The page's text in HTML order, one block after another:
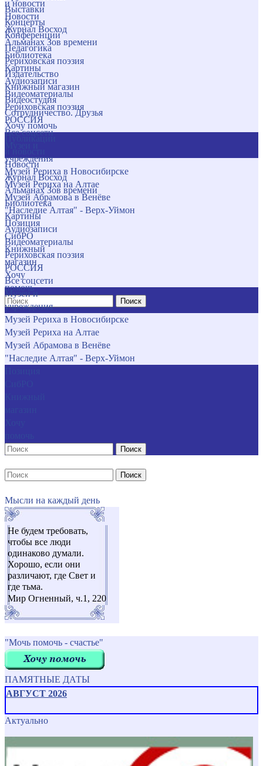
и новости
Новости
Журнал Восход
Альманах Зов времени
Библиотека
Картины
Аудиозаписи
Видеоматериалы
Рериховская поэзия
РОССИЯ
Все соцсети
учреждения
Музей Рериха в Новосибирске
Музей Рериха на Алтае
Музей Абрамова в Венёве
"Наследие Алтая" - Верх-Уймон
Позиция
СибРО
Книжный
магазин
Хочу
помочь
Поиск
Выставки
Концерты
Конференции
Педагогика
Рериховская поэзия
Издательство
Книжный магазин
Видеостудия
Сотрудничество. Друзья
Хочу помочь
Новости
Журнал Восход
Альманах Зов времени
Библиотека
Картины
Аудиозаписи
Видеоматериалы
Рериховская поэзия
РОССИЯ
Все соцсети
Музеи и
учреждения
Музей Рериха в Новосибирске
Музей Рериха на Алтае
Музей Абрамова в Венёве
"Наследие Алтая" - Верх-Уймон
Поиск
Поиск
Мысли на каждый день
Не будем требовать,
чтобы все люди
одинаково думали.
Хорошо, если они
различают, где Свет и
где тьма.
Мир Огненный, ч.1, 220
"Мочь помочь - счастье"
ПАМЯТНЫЕ ДАТЫ
АВГУСТ 2026
Актуально